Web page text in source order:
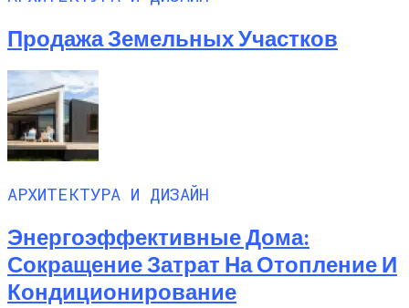
Продажа Земельных Участков
АРХИТЕКТУРА И ДИЗАЙН
Энергоэффективные Дома:
Сокращение Затрат На Отопление И
Кондиционирование